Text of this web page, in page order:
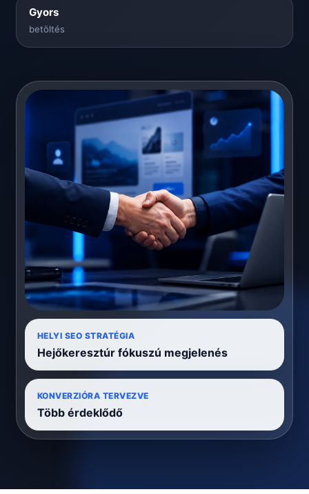
Gyors
betöltés
HELYI SEO STRATÉGIA
Hejőkeresztúr fókuszú megjelenés
KONVERZIÓRA TERVEZVE
Több érdeklődő